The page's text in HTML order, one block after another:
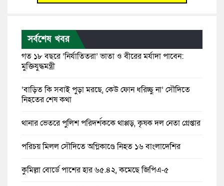
সর্বশেষ খবর
গত ১৮ বছরে ‘নির্যাতিতরা’ ভাতা ও বীরের মর্যাদা পাবেন:
মুক্তিযুদ্ধমন্ত্রী
‘বাড়িত কি সবাই পুড়া মরছে, কেউ ফোন ধরিচ্ছু না’ সৌদিতে
নিহতের শেষ কথা
থানার ভেতরে পুলিশ পরিদর্শককে থাপ্পড়, কৃষক দল নেতা গ্রেপ্তার
পরিচয় মিলল সৌদিতে অগ্নিকাণ্ডে নিহত ১৬ বাংলাদেশির
কুমিল্লা বোর্ডে পাশের হার ৬৫.৪২, কমেছে জিপিএ-৫